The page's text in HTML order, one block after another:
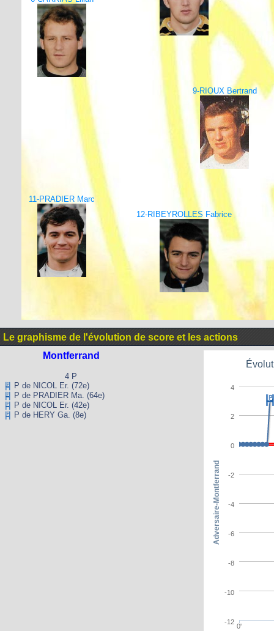
9-RIOUX Bertrand
11-PRADIER Marc
12-RIBEYROLLES Fabrice
Le graphisme de l'évolution de score et les actions
Montferrand
4 P
P de NICOL Er. (72e)
P de PRADIER Ma. (64e)
P de NICOL Er. (42e)
P de HERY Ga. (8e)
0'
-12
-10
-8
-6
-4
-2
0
2
4
Adversaire-Montferrand